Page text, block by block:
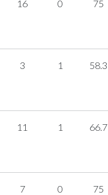
16 0 75
3 1 58.3
11 1 66.7
7 0 75